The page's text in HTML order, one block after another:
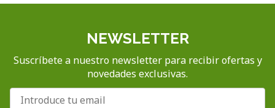
NEWSLETTER
Suscríbete a nuestro newsletter para recibir ofertas y
novedades exclusivas.